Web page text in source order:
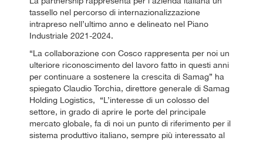
tassello nel percorso di internazionalizzazione
intrapreso nell’ultimo anno e delineato nel Piano
Industriale 2021-2024.
“La collaborazione con Cosco rappresenta per noi un
ulteriore riconoscimento del lavoro fatto in questi anni
per continuare a sostenere la crescita di Samag” ha
spiegato Claudio Torchia, direttore generale di Samag
Holding Logistics, “L’interesse di un colosso del
settore, in grado di aprire le porte del principale
mercato globale, fa di noi un punto di riferimento per il
sistema produttivo italiano, sempre più interessato al